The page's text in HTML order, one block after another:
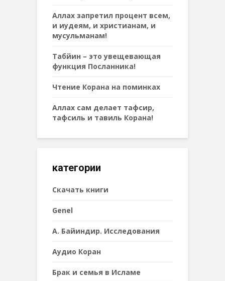
Аллах запретил процент всем,
и иудеям, и христианам, и
мусульманам!
Табйин – это увещевающая
функция Посланника!
Чтение Корана на поминках
Аллах сам делает тафсир,
тафсиль и тавиль Корана!
категории
Cкачать книги
Genel
А. Байиндир. Исследования
Аудио Коран
Брак и семья в Исламе